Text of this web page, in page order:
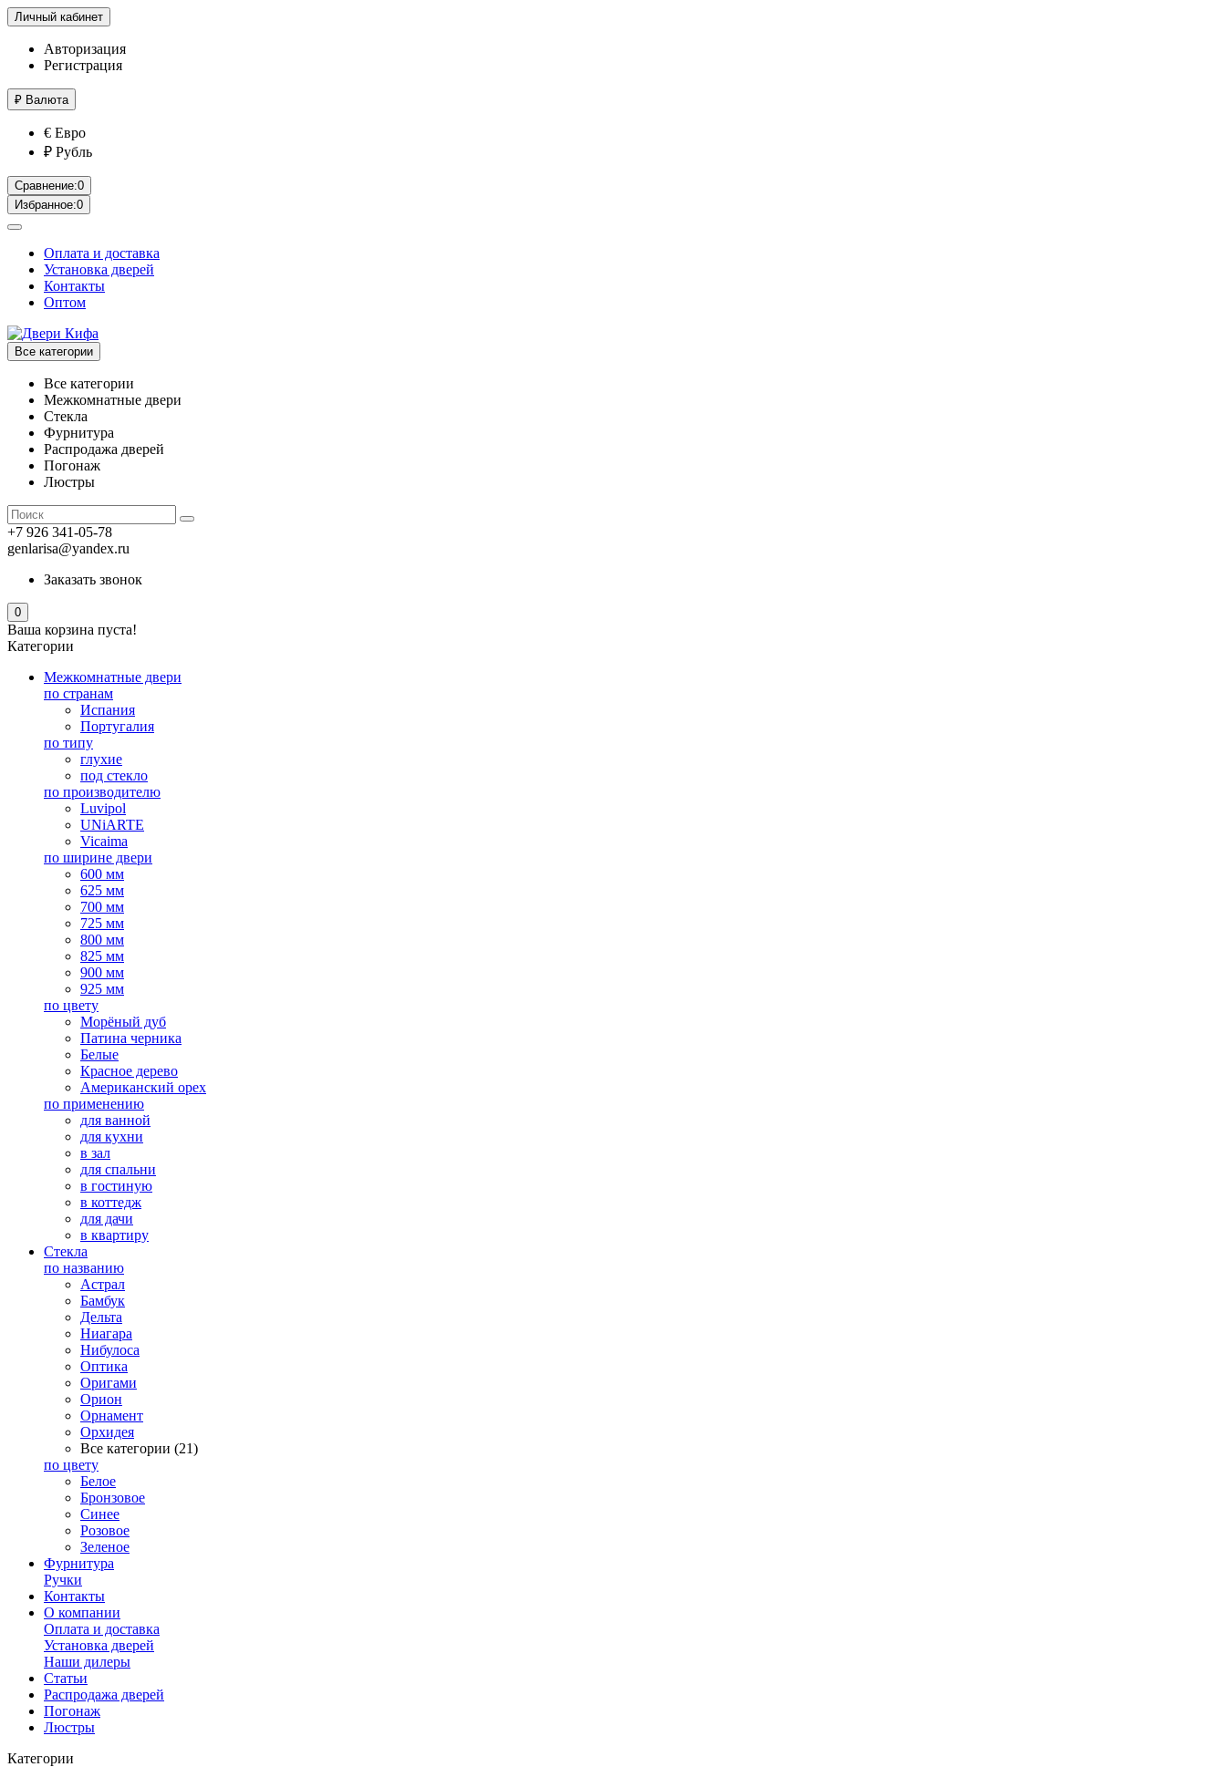
Личный кабинет
Авторизация
Регистрация
₽ Валюта
€ Евро
₽ Рубль
Сравнение:0
Избранное:0
Оплата и доставка
Установка дверей
Контакты
Оптом
Все категории
Все категории
Межкомнатные двери
Стекла
Фурнитура
Распродажа дверей
Погонаж
Люстры
+7 926 341-05-78
genlarisa@yandex.ru
Заказать звонок
0
Ваша корзина пуста!
Категории
Межкомнатные двери
по странам
Испания
Португалия
по типу
глухие
под стекло
по производителю
Luvipol
UNiARTE
Vicaima
по ширине двери
600 мм
625 мм
700 мм
725 мм
800 мм
825 мм
900 мм
925 мм
по цвету
Морёный дуб
Патина черника
Белые
Красное дерево
Американский орех
по применению
для ванной
для кухни
в зал
для спальни
в гостиную
в коттедж
для дачи
в квартиру
Стекла
по названию
Астрал
Бамбук
Дельта
Ниагара
Нибулоса
Оптика
Оригами
Орион
Орнамент
Орхидея
Все категории (21)
по цвету
Белое
Бронзовое
Синее
Розовое
Зеленое
Фурнитура
Ручки
Контакты
О компании
Оплата и доставка
Установка дверей
Наши дилеры
Статьи
Распродажа дверей
Погонаж
Люстры
Категории